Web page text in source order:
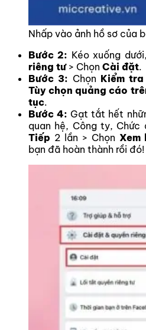
Nhấp vào ảnh hồ sơ của
Bước 2: Kéo xuống
riêng tư> Chọn Cài đặt.
Bước 3: Chọn Kiểm
Tùy chọn quảng cáo
tục.
Bước 4: Gạt tắt hết
quan hệ, Công ty, Chức
Tiếp 2 lần > Chọn Xem
bạn đã hoàn thành rồi đó!